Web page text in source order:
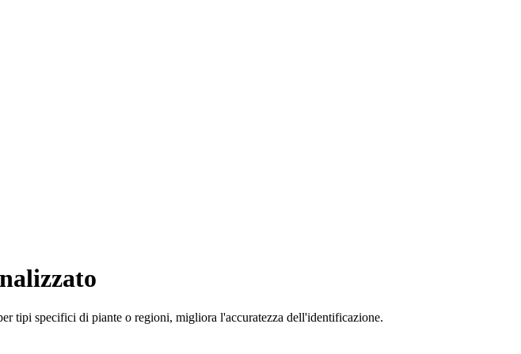
tipi specifici di piante o regioni, migliora l'accuratezza dell'identificazione.